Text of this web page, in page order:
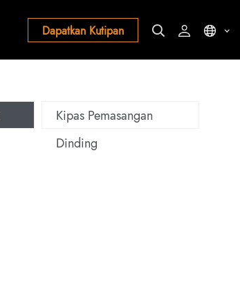
Dapatkan Kutipan
Kipas Pemasangan
Dinding